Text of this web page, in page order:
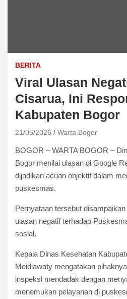
BERITA
Viral Ulasan
Cisarua, Ini
Kabupaten Bogor
21/05/2026 Warta Bogor
BOGOR – WARTA BOGOR –
Bogor menilai ulasan di Google
dijadikan acuan objektif dalam
puskesmas.
Pernyataan tersebut
ulasan negatif terhadap
sosial.
Kepala Dinas Kesehatan
Meidiawaty mengatakan
inspeksi mendadak dengan
menemukan pelayanan di